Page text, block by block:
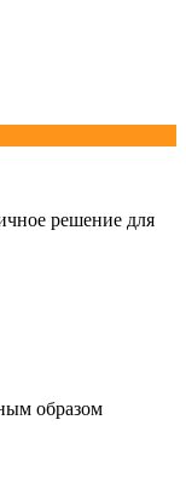
решение для
образом